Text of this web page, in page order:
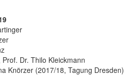
Dr. Thilo Kleickmann
Knörzer (2017/18, Tagung Dresden)